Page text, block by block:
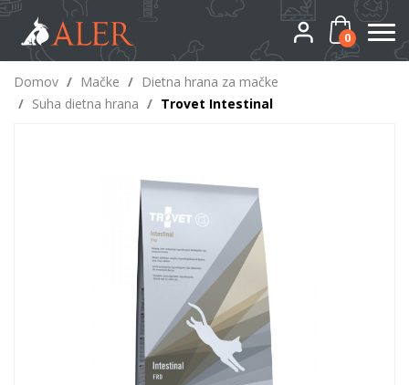
0
Domov / Mačke / Dietna hrana za mačke
/ Suha dietna hrana / Trovet Intestinal